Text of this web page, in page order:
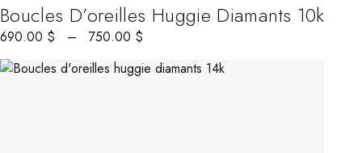
Boucles D’oreilles Huggie Diamants 10k
690.00 $ – 750.00 $